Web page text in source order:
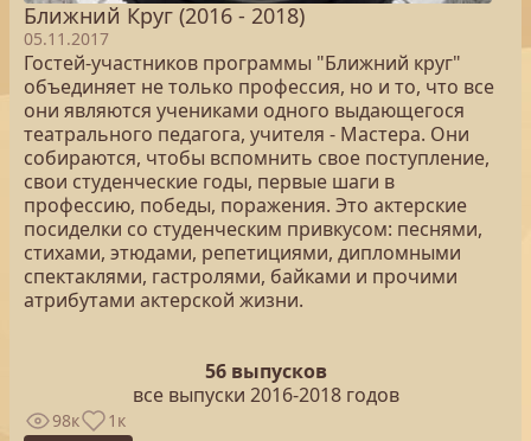
Ближний Круг (2016 - 2018)
05.11.2017
Гостей-участников программы "Ближний круг"
объединяет не только профессия, но и то, что все
они являются учениками одного выдающегося
театрального педагога, учителя - Мастера. Они
собираются, чтобы вспомнить свое поступление,
свои студенческие годы, первые шаги в
профессию, победы, поражения. Это актерские
посиделки со студенческим привкусом: песнями,
стихами, этюдами, репетициями, дипломными
спектаклями, гастролями, байками и прочими
атрибутами актерской жизни.
56 выпусков
все выпуски 2016-2018 годов
98к 1к